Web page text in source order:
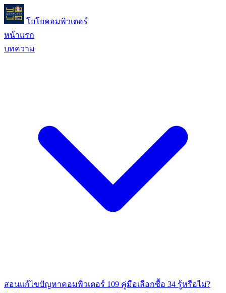
โยโยคอมพิวเตอร์
หน้าแรก
บทความ
สอนแก้ไขปัญหาคอมพิวเตอร์ 109 คู่มือเลือกซื้อ 34 รู้หรือไม่?